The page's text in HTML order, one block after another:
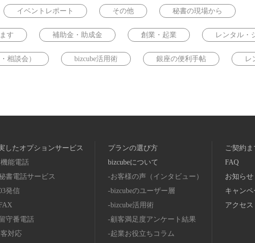
イベントレポート その他 秘書の現場から
す 補助金・助成金 創業・起業 レンタル・
相談会） bizcube活用術 銀座の便利手帖 レ
したオプションサービス
能電話
書電話サービス
発信
守番電話
対応
プランの選び方
bizcubeについて
お客様の声（インタビュー）
bizcubeのユーザー層
bizcube活用術
顧客満足度アンケート結果
起業お役立ちコラム
ご契約
FAQ
お知らせ
キャン
アクセス